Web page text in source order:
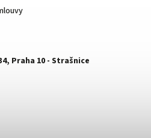
Praha 10 - Strašnice